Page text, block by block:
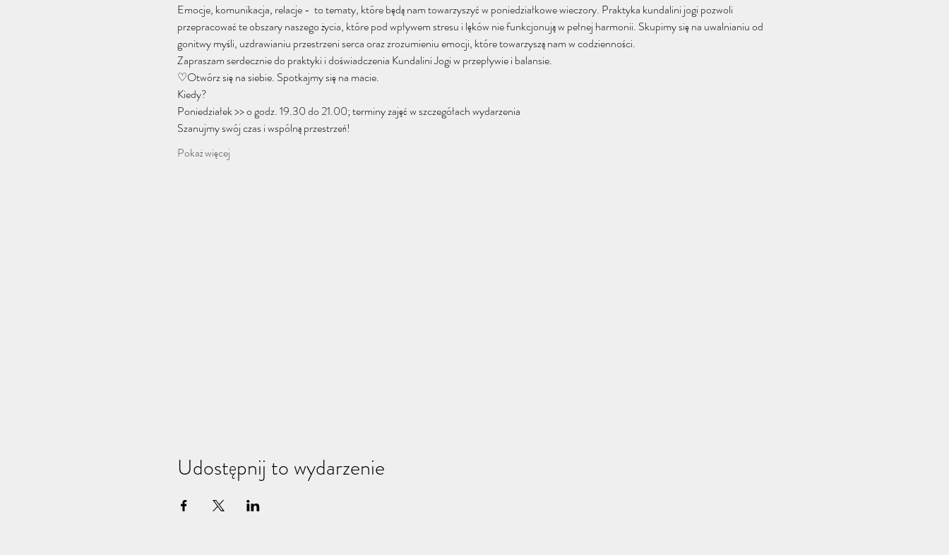
Emocje, komunikacja, relacje -  to tematy, które będą nam towarzyszyć w poniedziałkowe wieczory. Praktyka kundalini jogi pozwoli
przepracować te obszary naszego życia, które pod wpływem stresu i lęków nie funkcjonują w pełnej harmonii. Skupimy się na uwalnianiu od
gonitwy myśli, uzdrawianiu przestrzeni serca oraz zrozumieniu emocji, które towarzyszą nam w codzienności.
Zapraszam serdecznie do praktyki i doświadczenia Kundalini Jogi w przepływie i balansie.
♡Otwórz się na siebie. Spotkajmy się na macie.
Kiedy?
Poniedziałek >> o godz. 19.30 do 21.00; terminy zajęć w szczegółach wydarzenia
Szanujmy swój czas i wspólną przestrzeń!
Pokaż więcej
Udostępnij to wydarzenie